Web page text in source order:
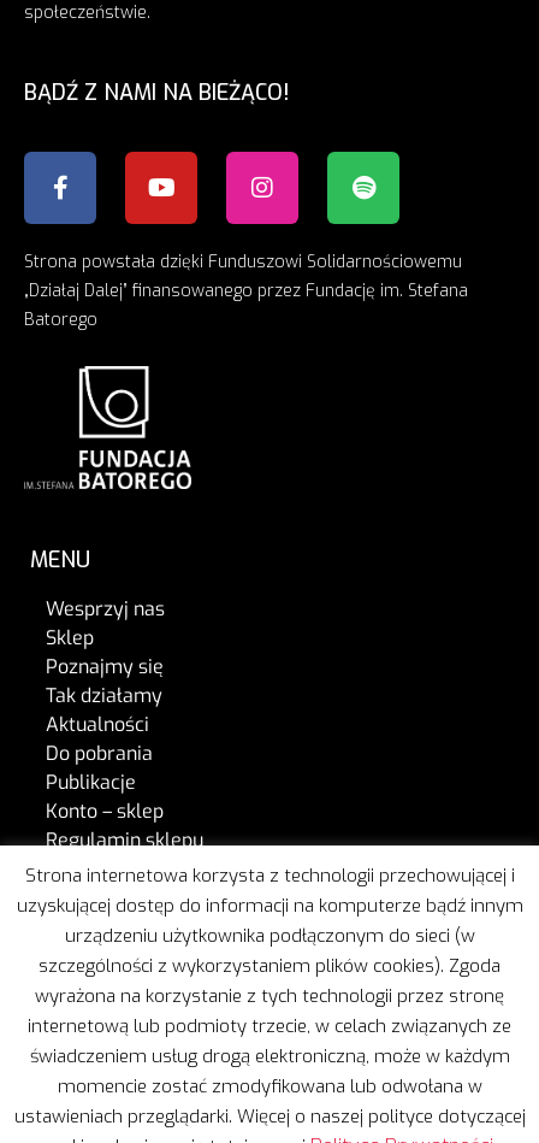
społeczeństwie.
BĄDŹ Z NAMI NA BIEŻĄCO!
Strona powstała dzięki Funduszowi Solidarnościowemu
„Działaj Dalej” finansowanego przez Fundację im. Stefana
Batorego
MENU
Wesprzyj nas
Sklep
Poznajmy się
Tak działamy
Aktualności
Do pobrania
Publikacje
Konto – sklep
Regulamin sklepu
Kontakt
W naszej pracy wspiera nas Freshmail.
Strona internetowa korzysta z technologii przechowującej i
uzyskującej dostęp do informacji na komputerze bądź innym
urządzeniu użytkownika podłączonym do sieci (w
szczególności z wykorzystaniem plików cookies). Zgoda
wyrażona na korzystanie z tych technologii przez stronę
internetową lub podmioty trzecie, w celach związanych ze
świadczeniem usług drogą elektroniczną, może w każdym
momencie zostać zmodyfikowana lub odwołana w
ustawieniach przeglądarki. Więcej o naszej polityce dotyczącej